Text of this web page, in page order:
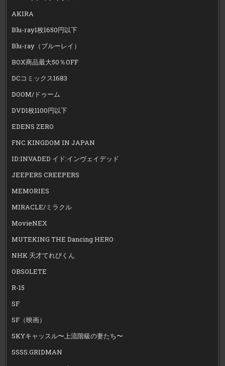
AKIRA
Blu-ray1枚1650円以下
Blu-ray（ブルーレイ）
BOX商品最大50％OFF
DCコミックス1683
DOOM/ドゥーム
DVD1枚1100円以下
EDENS ZERO
FNC KINGDOM IN JAPAN
ID:INVADED イド:インヴェイデッド
JEEPERS CREEPERS
MEMORIES
MIRACLE/ミラクル
MovieNEX
MUTEKING THE Dancing HERO
NHK 天才てれびくん
OBSOLETE
R-15
SF
SF（映画）
SKYキャッスル〜上流階級の妻たち〜
SSSS.GRIDMAN